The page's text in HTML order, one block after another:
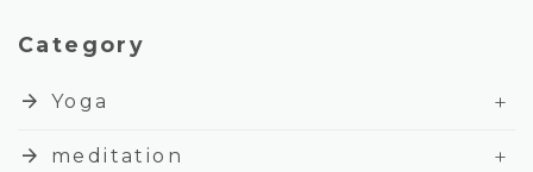
Category
arrow_forward Yoga
+
arrow_forward
meditation
+